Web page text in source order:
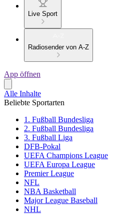
Live Sport
Radiosender von A-Z
App öffnen
Alle Inhalte
Beliebte Sportarten
1. Fußball Bundesliga
2. Fußball Bundesliga
3. Fußball Liga
DFB-Pokal
UEFA Champions League
UEFA Europa League
Premier League
NFL
NBA Basketball
Major League Baseball
NHL